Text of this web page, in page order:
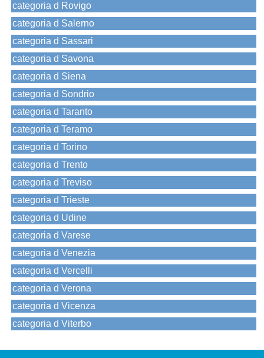
categoria d Rovigo
categoria d Salerno
categoria d Sassari
categoria d Savona
categoria d Siena
categoria d Sondrio
categoria d Taranto
categoria d Teramo
categoria d Torino
categoria d Trento
categoria d Treviso
categoria d Trieste
categoria d Udine
categoria d Varese
categoria d Venezia
categoria d Vercelli
categoria d Verona
categoria d Vicenza
categoria d Viterbo